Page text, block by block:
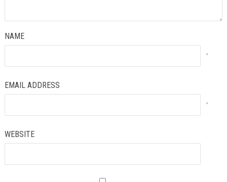
NAME
*
EMAIL ADDRESS
*
WEBSITE